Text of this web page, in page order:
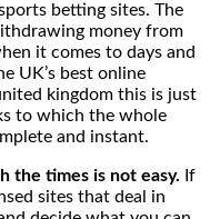
betting sites. The
money from
it comes to days and
UK’s best online
kingdom this is just
to which the whole
and instant.
the times is not easy. If
sites that deal in